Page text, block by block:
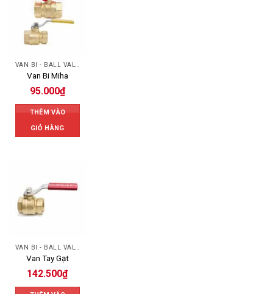
Van Bi Miha
95.000₫
THÊM VÀO
GIỎ HÀNG
Van Tay Gạt
142.500₫